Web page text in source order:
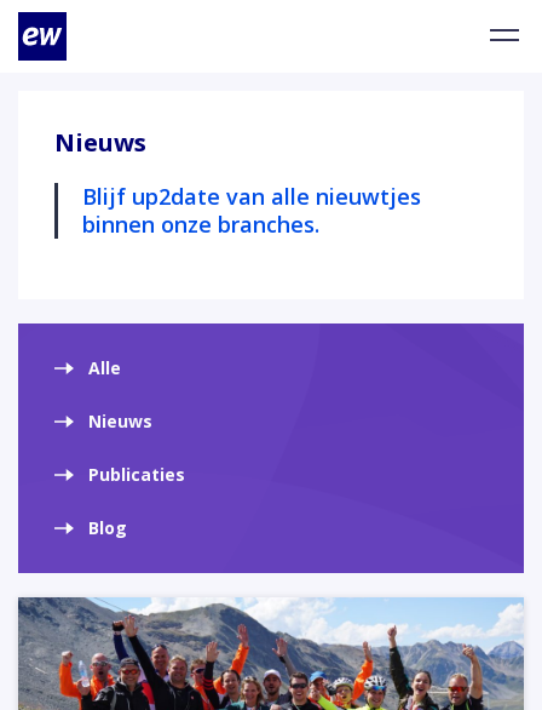
Nieuws
Blijf up2date van alle nieuwtjes
binnen onze branches.
Alle
Nieuws
Publicaties
Blog